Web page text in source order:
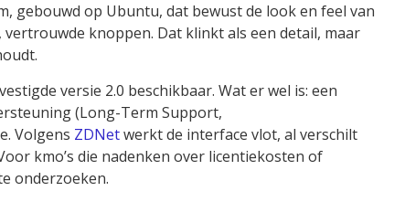
gebouwd op Ubuntu, dat bewust de look en feel van
knoppen. Dat klinkt als een detail, maar
versie 2.0 beschikbaar. Wat er wel is: een
(Long-Term Support,
Volgens ZDNetwerkt de interface vlot, al verschilt
kmo’s die nadenken over licentiekosten of
onderzoeken.